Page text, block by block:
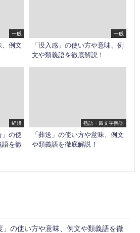
一般
、例文
一般
「没入感」の使い方や意味、例
文や類義語を徹底解説！
経済
」の使
語を徹
熟語・四文字熟語
「葬送」の使い方や意味、例文
や類義語を徹底解説！
」の使い方や意味、例文や類義語を徹